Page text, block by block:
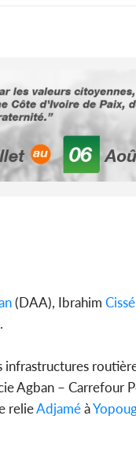
(DAA), Ibrahim
infrastructures
Agban – Carrefour
relieAdjaméà